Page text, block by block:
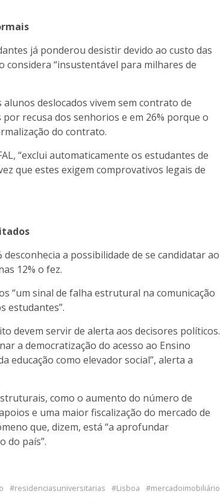
já ponderou desistir devido ao custo das
considera “insustentável para milhares de
deslocados vivem sem contrato de
recusa dos senhorios e em 26% porque o
do contrato.
“exclui automaticamente os estudantes de
que estes exigem comprovativos legais de
a possibilidade de se candidatar ao
12% o fez.
“um sinal de falha estrutural na comunicação
estudantes”.
devem servir de alerta aos decisores políticos.
a democratização do acesso ao Ensino
educação como elevador social”, alerta a
como o aumento do número de
e uma maior fiscalização do mercado de
que, dizem, está “a aprofundar
do país”.
residenciasuniversitarias Lisboa mercadoimobiliário